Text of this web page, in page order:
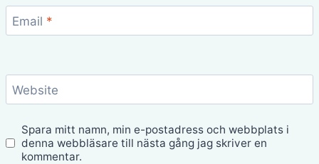
Email *
Website
Spara mitt namn, min e-postadress och webbplats i
denna webbläsare till nästa gång jag skriver en
kommentar.